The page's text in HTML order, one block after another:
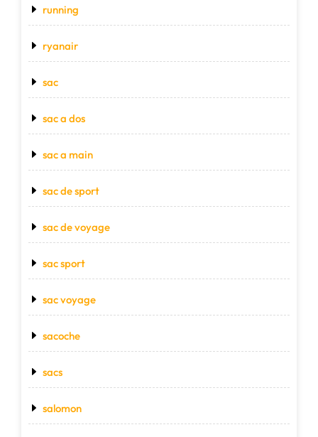
running
ryanair
sac
sac a dos
sac a main
sac de sport
sac de voyage
sac sport
sac voyage
sacoche
sacs
salomon